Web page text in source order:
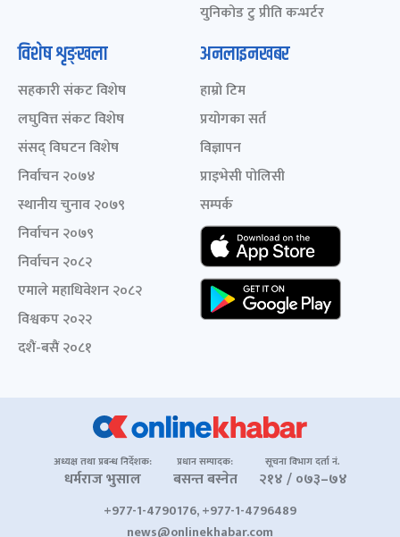
युनिकोड टु प्रीति कन्भर्टर
विशेष शृङ्खला
सहकारी संकट विशेष
लघुवित्त संकट विशेष
संसद् विघटन विशेष
निर्वाचन २०७४
स्थानीय चुनाव २०७९
निर्वाचन २०७९
निर्वाचन २०८२
एमाले महाधिवेशन २०८२
विश्वकप २०२२
दशैं-बसैं २०८१
अनलाइनखबर
हाम्रो टिम
प्रयोगका सर्त
विज्ञापन
प्राइभेसी पोलिसी
सम्पर्क
अध्यक्ष तथा प्रबन्ध निर्देशक:
धर्मराज भुसाल
प्रधान सम्पादक:
बसन्त बस्नेत
सूचना विभाग दर्ता नं.
२१४ / ०७३–७४
+977-1-4790176, +977-1-4796489
news@onlinekhabar.com